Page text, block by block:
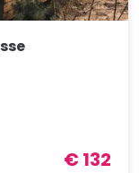
€ 132